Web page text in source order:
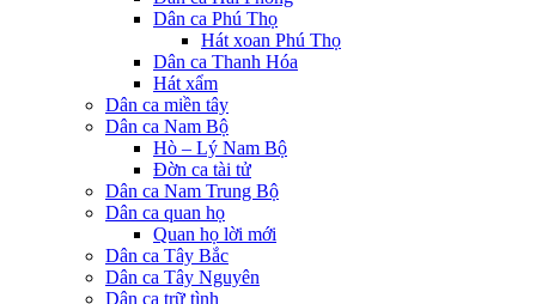
Dân ca Phú Thọ
Hát xoan Phú Thọ
Dân ca Thanh Hóa
Hát xẩm
Dân ca miền tây
Dân ca Nam Bộ
Hò – Lý Nam Bộ
Đờn ca tài tử
Dân ca Nam Trung Bộ
Dân ca quan họ
Quan họ lời mới
Dân ca Tây Bắc
Dân ca Tây Nguyên
Dân ca trữ tình